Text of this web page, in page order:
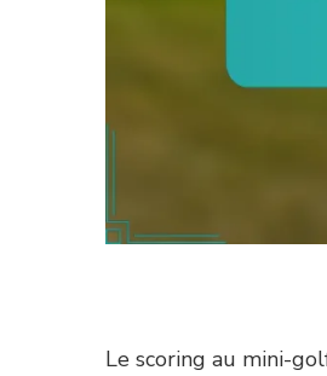
Le scoring au mini-